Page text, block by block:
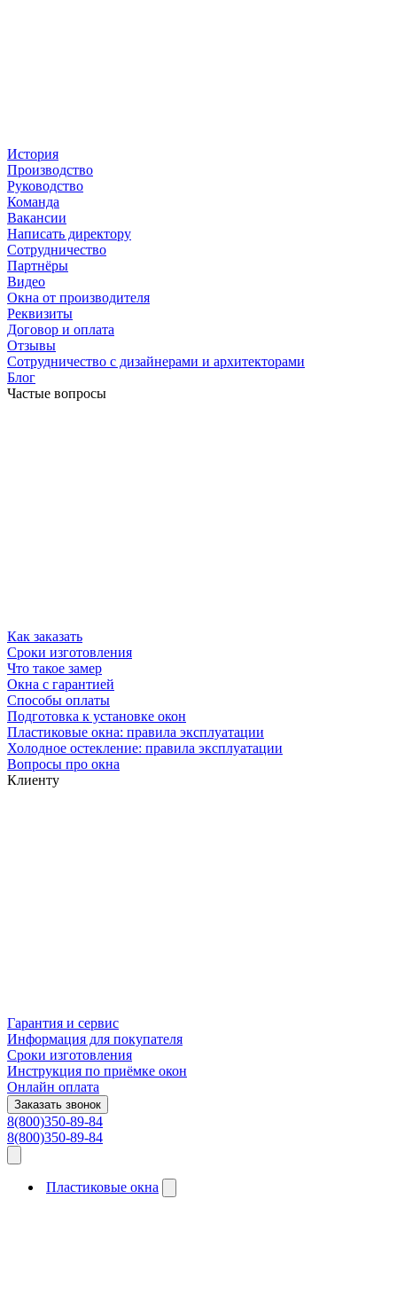
История
Производство
Руководство
Команда
Вакансии
Написать директору
Сотрудничество
Партнёры
Видео
Окна от производителя
Реквизиты
Договор и оплата
Отзывы
Сотрудничество с дизайнерами и архитекторами
Блог
Частые вопросы
Как заказать
Сроки изготовления
Что такое замер
Окна с гарантией
Способы оплаты
Подготовка к установке окон
Пластиковые окна: правила эксплуатации
Холодное остекление: правила эксплуатации
Вопросы про окна
Клиенту
Гарантия и сервис
Информация для покупателя
Сроки изготовления
Инструкция по приёмке окон
Онлайн оплата
Заказать звонок
8(800)350-89-84
8(800)350-89-84
Пластиковые окна